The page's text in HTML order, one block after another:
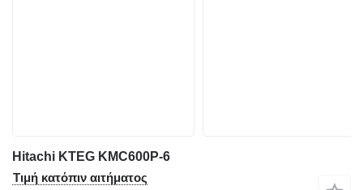
Hitachi KTEG KMC600P-6
Τιμή κατόπιν αιτήματος